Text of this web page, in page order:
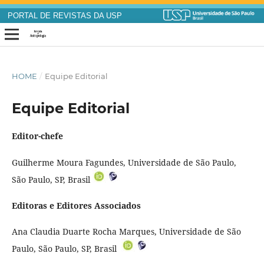
PORTAL DE REVISTAS DA USP
HOME / Equipe Editorial
Equipe Editorial
Editor-chefe
Guilherme Moura Fagundes, Universidade de São Paulo,
São Paulo, SP, Brasil
Editoras e Editores Associados
Ana Claudia Duarte Rocha Marques, Universidade de São
Paulo, São Paulo, SP, Brasil